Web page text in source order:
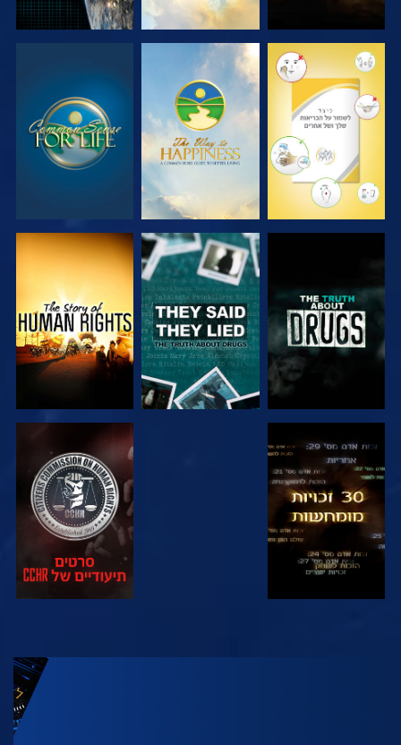
צפה צפה צפה
צפה צפה
צפה צפה
בדוק את הסדרה